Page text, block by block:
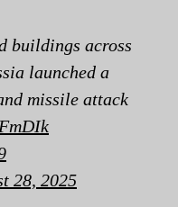
buildings across
launched a
missile attack
28, 2025